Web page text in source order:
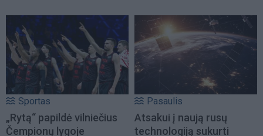
Sportas
„Rytą“ papildė vilniečius
Čempionų lygoje
Pasaulis
Atsakui į naują rusų
technologiją sukurti